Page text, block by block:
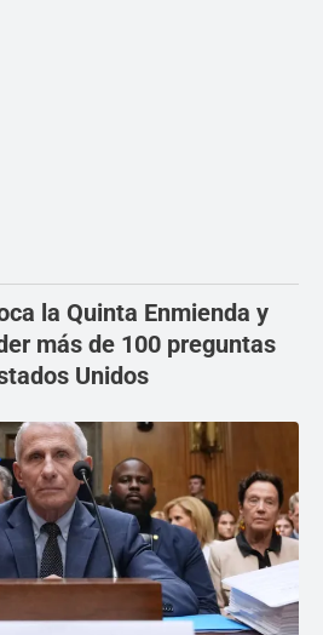
la Quinta Enmienda y
más de 100 preguntas
Unidos